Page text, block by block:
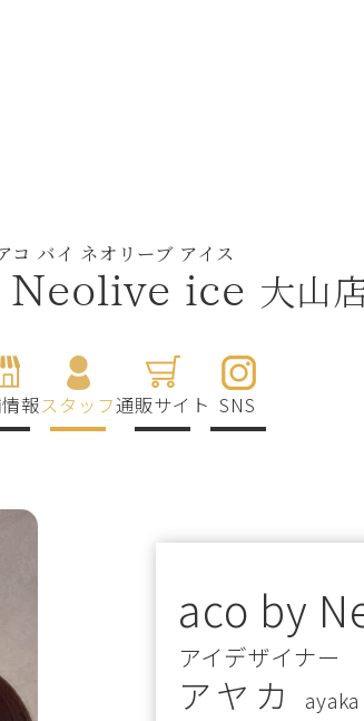
コ バイ ネオリーブ アイス
Neolive ice 大山
報スタッフ通販サイト SNS
aco by
アイデザイナー
アヤカ
ayaka